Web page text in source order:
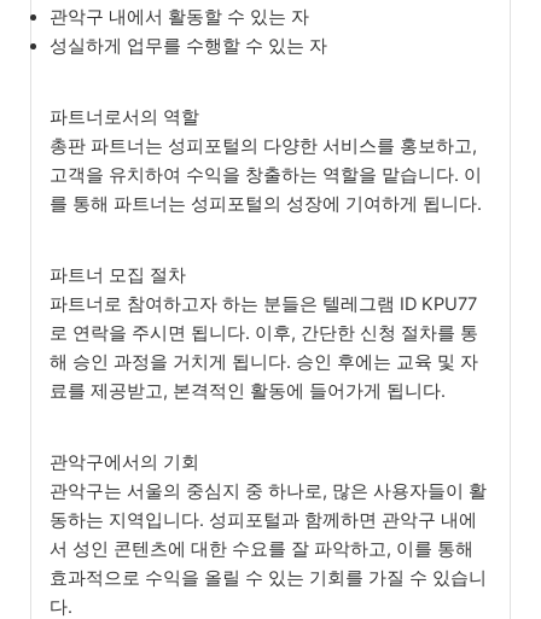
관악구 내에서 활동할 수 있는 자
성실하게 업무를 수행할 수 있는 자
파트너로서의 역할
총판 파트너는 성피포털의 다양한 서비스를 홍보하고,
고객을 유치하여 수익을 창출하는 역할을 맡습니다. 이
를 통해 파트너는 성피포털의 성장에 기여하게 됩니다.
파트너 모집 절차
파트너로 참여하고자 하는 분들은 텔레그램 ID KPU77
로 연락을 주시면 됩니다. 이후, 간단한 신청 절차를 통
해 승인 과정을 거치게 됩니다. 승인 후에는 교육 및 자
료를 제공받고, 본격적인 활동에 들어가게 됩니다.
관악구에서의 기회
관악구는 서울의 중심지 중 하나로, 많은 사용자들이 활
동하는 지역입니다. 성피포털과 함께하면 관악구 내에
서 성인 콘텐츠에 대한 수요를 잘 파악하고, 이를 통해
효과적으로 수익을 올릴 수 있는 기회를 가질 수 있습니
다.